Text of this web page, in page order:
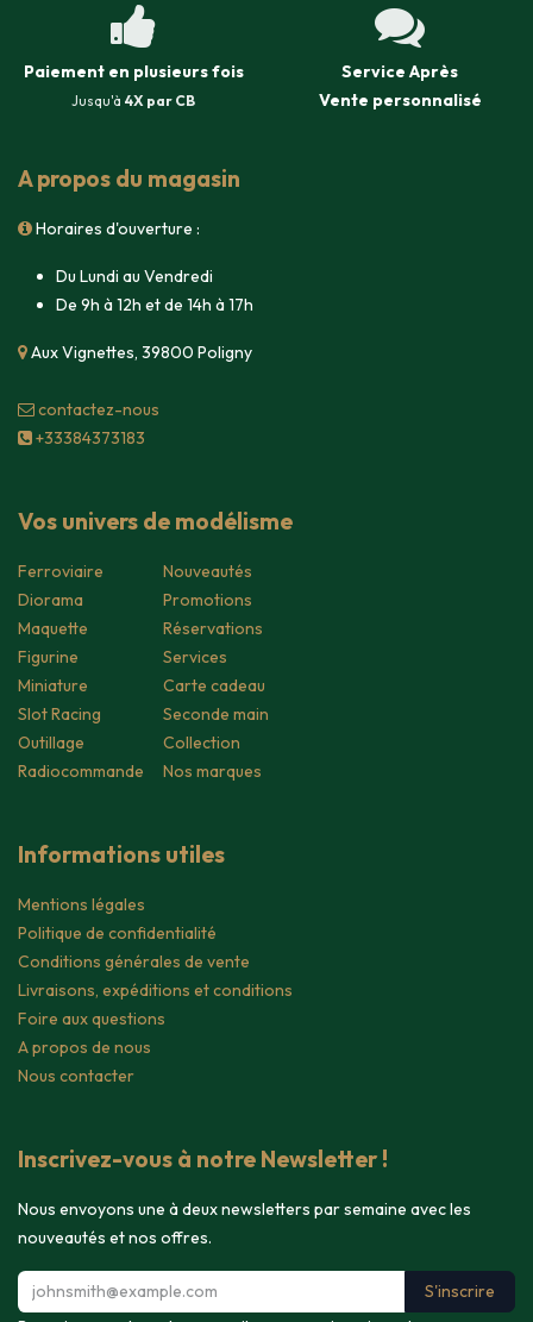
Paiement en plusieurs fois
Jusqu'à 4X par CB
Service Après
Vente personnalisé
A propos du magasin
Horaires d'ouverture :
Du Lundi au Vendredi
De 9h à 12h et de 14h à 17h
Aux Vignettes, 39800 Poligny
contacte​z-nous
+33384373183
Vos univers de modélisme
Ferroviaire
Diorama
Maquette
Figurine
Miniature
Slot Racing
Outillage
Radiocommande
Nouveautés
Promotions
Réservations
Services
Carte cadeau
Seconde main
Collection
Nos marques
Informations utiles
Mentions légales
Politique de confidentialité
Conditions générales de vente
Livraisons, expéditions et conditions
Foire aux questions
A propos de nous
Nous contacter
Inscrivez-vous à notre Newsletter !
Nous envoyons une à deux newsletters par semaine avec les
nouveautés et nos offres.
S'inscrire